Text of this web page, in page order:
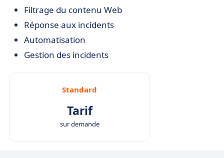
Filtrage du contenu Web
Réponse aux incidents
Automatisation
Gestion des incidents
Standard
Tarif
sur demande